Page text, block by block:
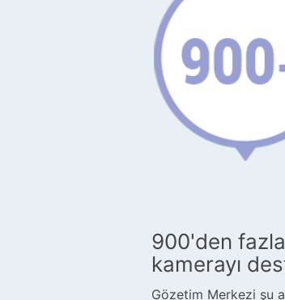
900'den
kamerayı
Gözetim Merkezi şu